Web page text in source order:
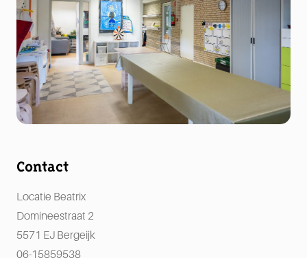
Contact
Beatrix
Domineestraat 2
5571 EJ Bergeijk
06-15859538